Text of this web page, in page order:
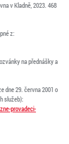
v Kladně, 2023. 468
z:
na přednášky a
dne 29. června 2001 o
služeb):
provadeci-